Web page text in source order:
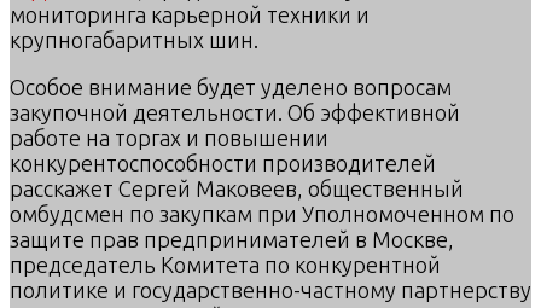
мониторинга карьерной техники и
крупногабаритных шин.
Особое внимание будет уделено вопросам
закупочной деятельности. Об эффективной
работе на торгах и повышении
конкурентоспособности производителей
расскажет Сергей Маковеев, общественный
омбудсмен по закупкам при Уполномоченном по
защите прав предпринимателей в Москве,
председатель Комитета по конкурентной
политике и государственно-частному партнерству